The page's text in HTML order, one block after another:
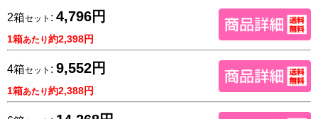
2箱セット : 4,796円
1箱あたり約2,398円
4箱セット : 9,552円
1箱あたり約2,388円